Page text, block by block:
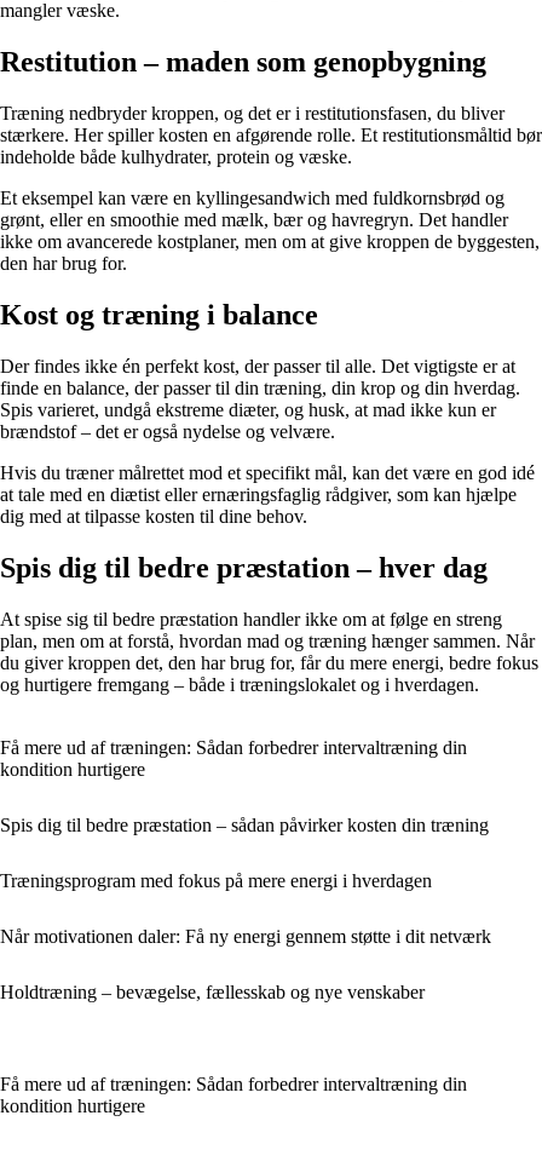
mangler væske.
Restitution – maden som genopbygning
Træning nedbryder kroppen, og det er i restitutionsfasen, du bliver
stærkere. Her spiller kosten en afgørende rolle. Et restitutionsmåltid bør
indeholde både kulhydrater, protein og væske.
Et eksempel kan være en kyllingesandwich med fuldkornsbrød og
grønt, eller en smoothie med mælk, bær og havregryn. Det handler
ikke om avancerede kostplaner, men om at give kroppen de byggesten,
den har brug for.
Kost og træning i balance
Der findes ikke én perfekt kost, der passer til alle. Det vigtigste er at
finde en balance, der passer til din træning, din krop og din hverdag.
Spis varieret, undgå ekstreme diæter, og husk, at mad ikke kun er
brændstof – det er også nydelse og velvære.
Hvis du træner målrettet mod et specifikt mål, kan det være en god idé
at tale med en diætist eller ernæringsfaglig rådgiver, som kan hjælpe
dig med at tilpasse kosten til dine behov.
Spis dig til bedre præstation – hver dag
At spise sig til bedre præstation handler ikke om at følge en streng
plan, men om at forstå, hvordan mad og træning hænger sammen. Når
du giver kroppen det, den har brug for, får du mere energi, bedre fokus
og hurtigere fremgang – både i træningslokalet og i hverdagen.
Få mere ud af træningen: Sådan forbedrer intervaltræning din
kondition hurtigere
Spis dig til bedre præstation – sådan påvirker kosten din træning
Træningsprogram med fokus på mere energi i hverdagen
Når motivationen daler: Få ny energi gennem støtte i dit netværk
Holdtræning – bevægelse, fællesskab og nye venskaber
Få mere ud af træningen: Sådan forbedrer intervaltræning din
kondition hurtigere